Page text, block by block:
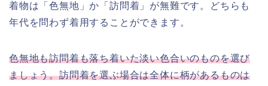
着物は「色無地」か「訪問着」が無難です。どちらも
年代を問わず着用することができます。
色無地も訪問着も落ち着いた淡い色合いのものを選び
ましょう。訪問着を選ぶ場合は全体に柄があるものは